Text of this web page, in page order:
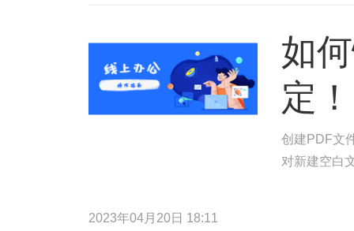
如
定！
创建PDF文
对新建空白
2023年04月20日 18:11